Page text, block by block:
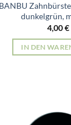
BANBU
dunkelgrün,
4,00€
IN DEN